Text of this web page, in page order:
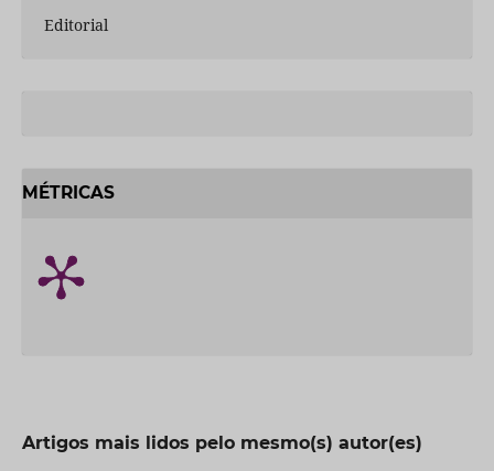
Editorial
MÉTRICAS
Artigos mais lidos pelo mesmo(s) autor(es)